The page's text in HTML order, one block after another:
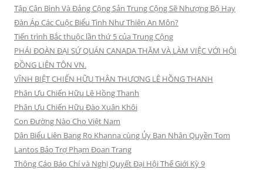
Tập Cận Bình Và Đảng Cộng Sản Trung Cộng Sẽ Nhượng Bộ Hay
Đàn Áp Các Cuộc Biểu Tình Như Thiên An Môn?
Tiến trình Bắc thuộc lần thứ 5 của Trung Cộng
PHÁI ĐOÀN ĐẠI SỨ QUÁN CANADA THĂM VÀ LÀM VIỆC VỚI HỘI
ĐỒNG LIÊN TÔN VN.
VĨNH BIỆT CHIẾN HỮU THÂN THƯƠNG LÊ HỒNG THANH
Phân Ưu Chiến Hữu Lê Hồng Thanh
Phân Ưu Chiến Hữu Đào Xuân Khôi
Con Đường Nào Cho Việt Nam
Dân Biểu Liên Bang Ro Khanna cùng Ủy Ban Nhân Quyền Tom
Lantos Bảo Trợ Phạm Đoan Trang
Thông Cáo Báo Chí và Nghị Quyết Đại Hội Thế Giới Kỳ 9